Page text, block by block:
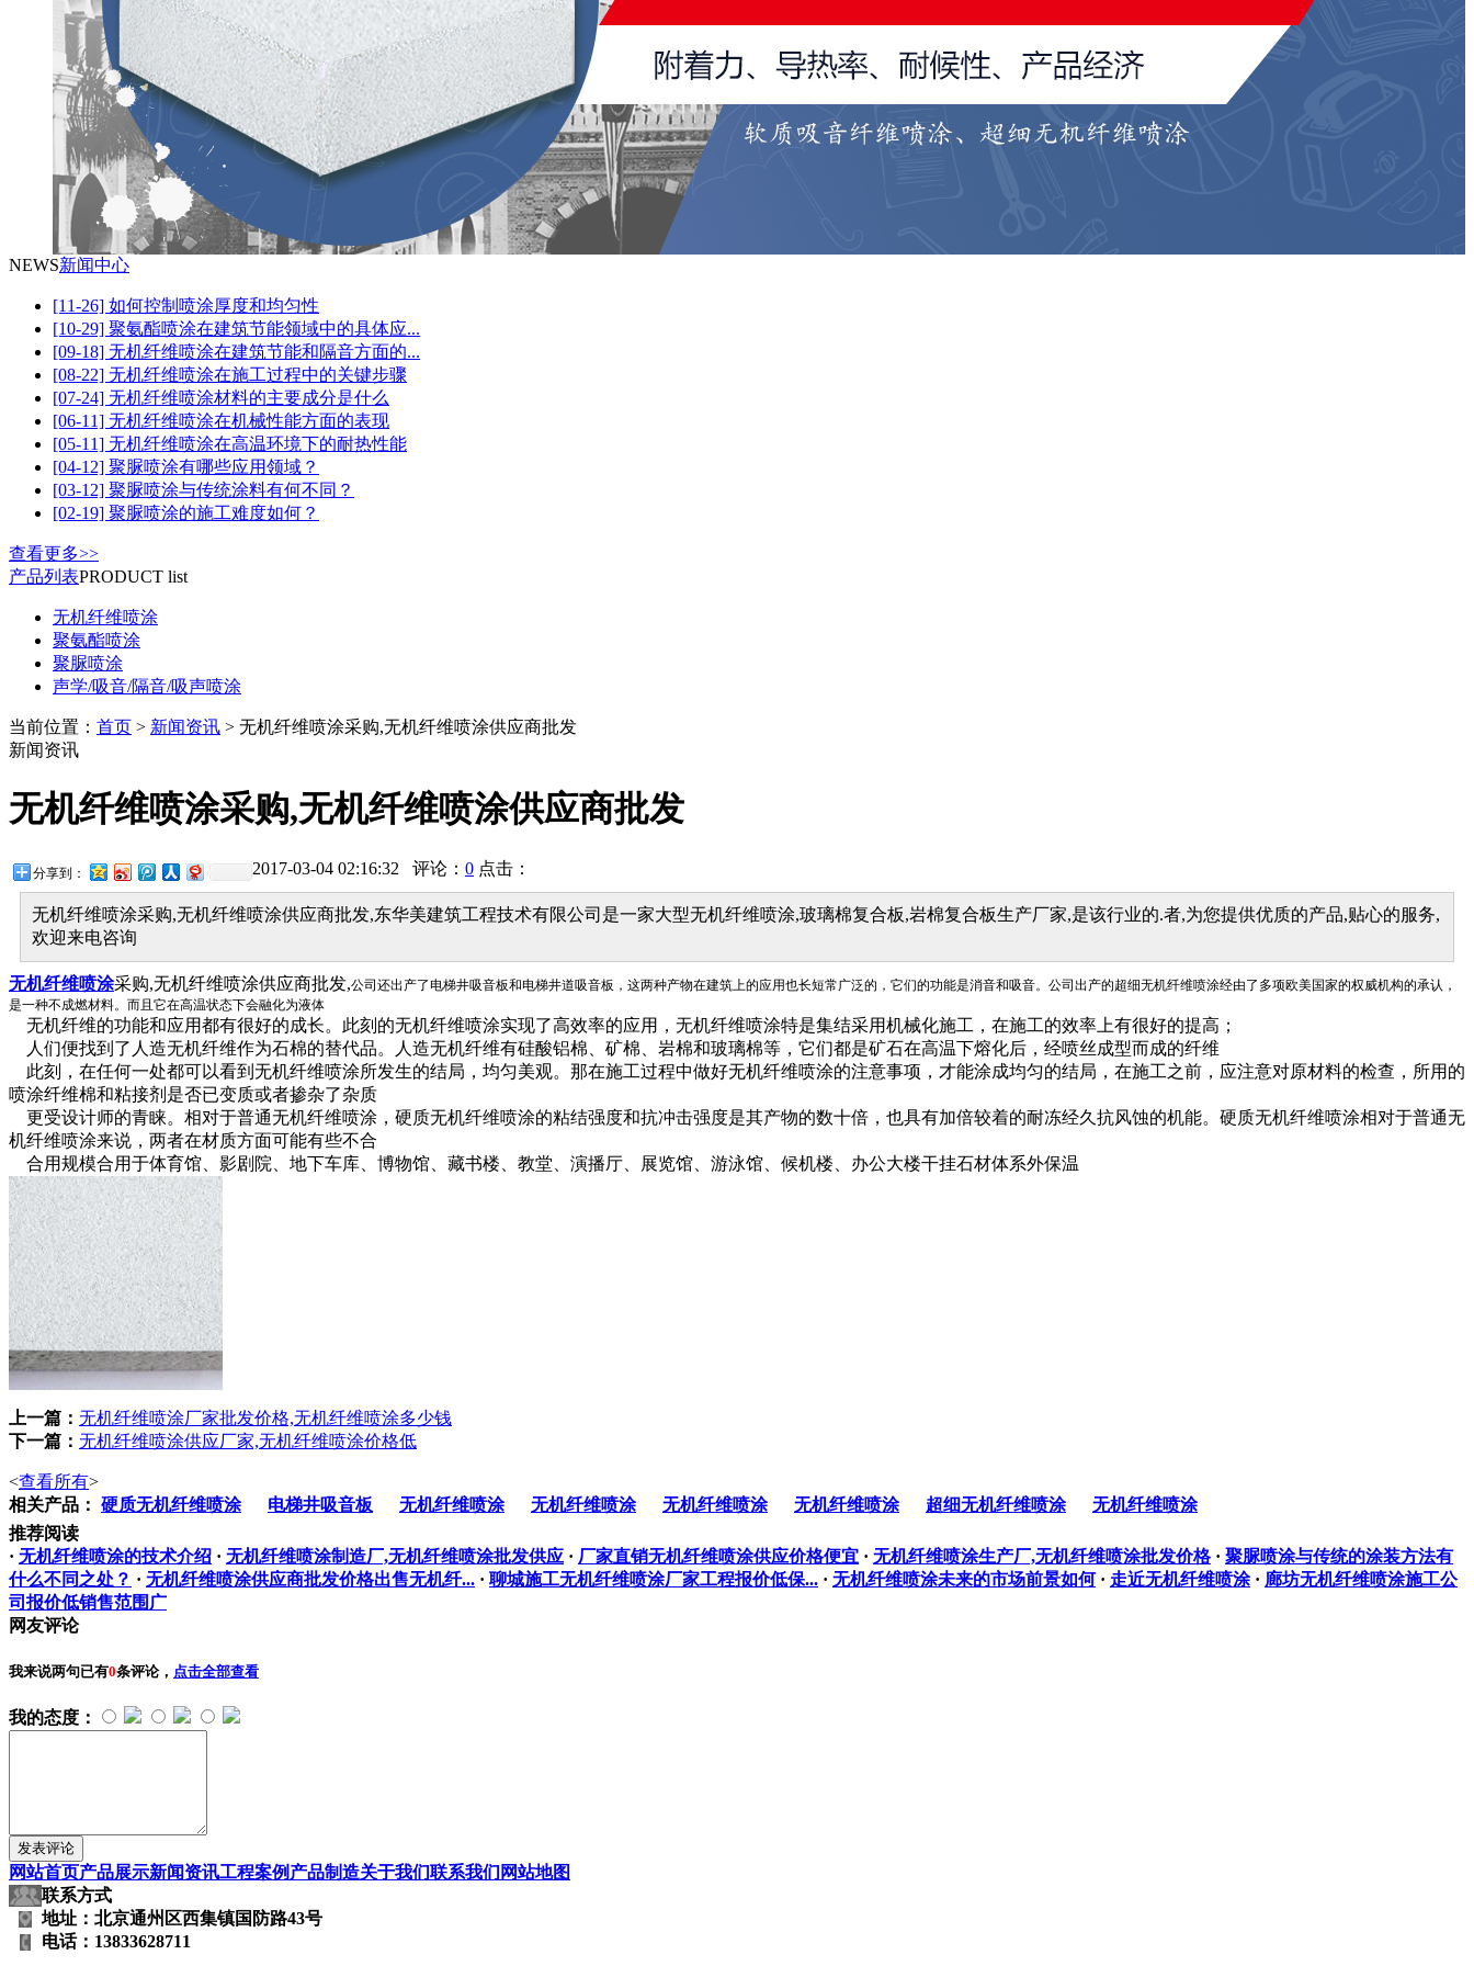
NEWS新闻中心
[11-26] 如何控制喷涂厚度和均匀性
[10-29] 聚氨酯喷涂在建筑节能领域中的具体应...
[09-18] 无机纤维喷涂在建筑节能和隔音方面的...
[08-22] 无机纤维喷涂在施工过程中的关键步骤
[07-24] 无机纤维喷涂材料的主要成分是什么
[06-11] 无机纤维喷涂在机械性能方面的表现
[05-11] 无机纤维喷涂在高温环境下的耐热性能
[04-12] 聚脲喷涂有哪些应用领域？
[03-12] 聚脲喷涂与传统涂料有何不同？
[02-19] 聚脲喷涂的施工难度如何？
查看更多>>
产品列表PRODUCT list
无机纤维喷涂
聚氨酯喷涂
聚脲喷涂
声学/吸音/隔音/吸声喷涂
当前位置： 首页 > 新闻资讯 > 无机纤维喷涂采购,无机纤维喷涂供应商批发
新闻资讯
无机纤维喷涂采购,无机纤维喷涂供应商批发
分享到： 2017-03-04 02:16:32 评论： 0 点击：
无机纤维喷涂采购,无机纤维喷涂供应商批发,东华美建筑工程技术有限公司是一家大型无机纤维喷涂,玻璃棉复合板,岩棉复合板生产厂家,是该行业的.者,为您提供优质的产品,贴心的服务,
欢迎来电咨询
无机纤维喷涂采购,无机纤维喷涂供应商批发,公司还出产了电梯井吸音板和电梯井道吸音板，这两种产物在建筑上的应用也长短常广泛的，它们的功能是消音和吸音。公司出产的超细无机纤维喷涂经由了多项欧美国家的权威机构的承认，
是一种不成燃材料。而且它在高温状态下会融化为液体
无机纤维的功能和应用都有很好的成长。此刻的无机纤维喷涂实现了高效率的应用，无机纤维喷涂特是集结采用机械化施工，在施工的效率上有很好的提高；
人们便找到了人造无机纤维作为石棉的替代品。人造无机纤维有硅酸铝棉、矿棉、岩棉和玻璃棉等，它们都是矿石在高温下熔化后，经喷丝成型而成的纤维
此刻，在任何一处都可以看到无机纤维喷涂所发生的结局，均匀美观。那在施工过程中做好无机纤维喷涂的注意事项，才能涂成均匀的结局，在施工之前，应注意对原材料的检查，所用的
喷涂纤维棉和粘接剂是否已变质或者掺杂了杂质
更受设计师的青睐。相对于普通无机纤维喷涂，硬质无机纤维喷涂的粘结强度和抗冲击强度是其产物的数十倍，也具有加倍较着的耐冻经久抗风蚀的机能。硬质无机纤维喷涂相对于普通无
机纤维喷涂来说，两者在材质方面可能有些不合
合用规模合用于体育馆、影剧院、地下车库、博物馆、藏书楼、教堂、演播厅、展览馆、游泳馆、候机楼、办公大楼干挂石材体系外保温
上一篇： 无机纤维喷涂厂家批发价格,无机纤维喷涂多少钱
下一篇： 无机纤维喷涂供应厂家,无机纤维喷涂价格低
<查看所有>
相关产品： 硬质无机纤维喷涂 电梯井吸音板 无机纤维喷涂 无机纤维喷涂 无机纤维喷涂 无机纤维喷涂 超细无机纤维喷涂
无机纤维喷涂
推荐阅读
· 无机纤维喷涂的技术介绍 · 无机纤维喷涂制造厂,无机纤维喷涂批发供应 · 厂家直销无机纤维喷涂供应价格便宜 · 无机纤维喷涂生产厂,无机纤维喷涂批发价格 · 聚脲喷涂与传统的涂装方法有
什么不同之处？ · 无机纤维喷涂供应商批发价格出售无机纤... · 聊城施工无机纤维喷涂厂家工程报价低保... · 无机纤维喷涂未来的市场前景如何 · 走近无机纤维喷涂 · 廊坊无机纤维喷涂施工公
司报价低销售范围广
网友评论
我来说两句已有0条评论， 点击全部查看
我的态度：
网站首页产品展示新闻资讯工程案例 产品制造关于我们联系我们 网站地图
联系方式
地址：北京通州区西集镇国防路43号
电话：13833628711